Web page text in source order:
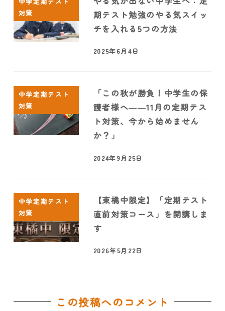
対策
期テスト勉強のやる気スイッ
チを入れる5つの方法
2025年6月4日
中学定期テスト
対策
「この秋が勝負！中学生の保
護者様へ――11月の定期テス
ト対策、今から始めません
か？」
2024年9月25日
中学定期テスト
対策
【東橘中限定】「定期テスト
直前対策コース」を開講しま
す
2026年5月22日
この投稿へのコメント